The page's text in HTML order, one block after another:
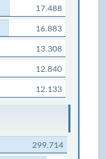
17.488
16.883
13.308
12.840
12.133
299.714